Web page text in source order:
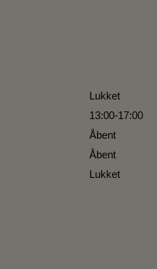
Lukket
13:00-17:00
Åbent
Åbent
Lukket